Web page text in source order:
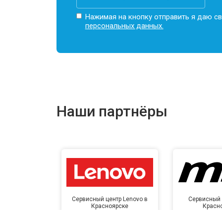
Нажимая на кнопку отправить я даю
персональных данных.
Наши партнёры
Сервисный центр Lenovo в
Красноярске
Сервисный